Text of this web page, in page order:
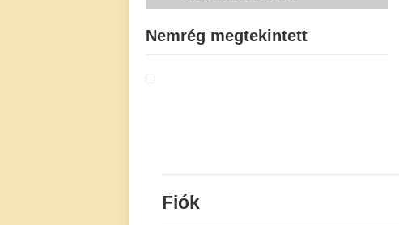
Nemrég megtekintett
Fiók